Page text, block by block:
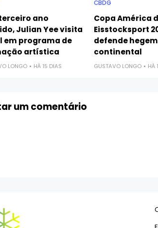
ano
Julian Yee visita
em programa de
artística
LONGO HÁ 15 DIAS
CBDG
Copa América
Eisstocksport
defende
continental
GUSTAVO LONGO HÁ
um comentário